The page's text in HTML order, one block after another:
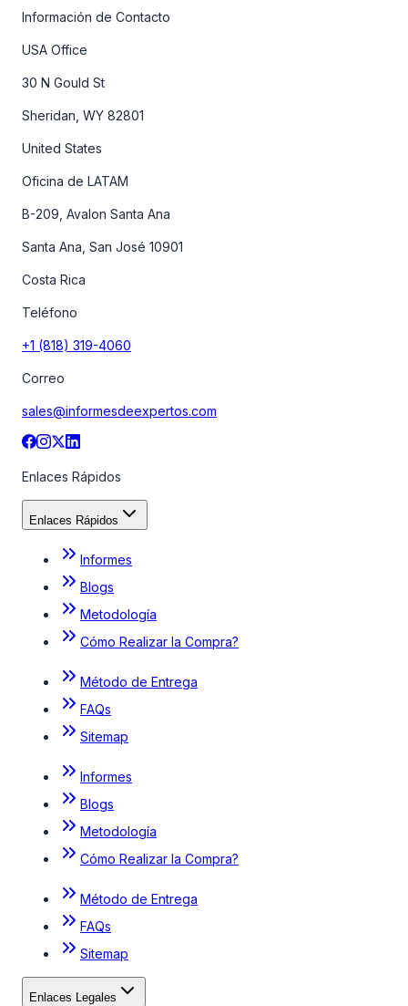
Información de Contacto
USA Office
30 N Gould St
Sheridan, WY 82801
United States
Oficina de LATAM
B-209, Avalon Santa Ana
Santa Ana, San José 10901
Costa Rica
Teléfono
+1 (818) 319-4060
Correo
sales@informesdeexpertos.com
Enlaces Rápidos
Enlaces Rápidos
Informes
Blogs
Metodología
Cómo Realizar la Compra?
Método de Entrega
FAQs
Sitemap
Informes
Blogs
Metodología
Cómo Realizar la Compra?
Método de Entrega
FAQs
Sitemap
Enlaces Legales